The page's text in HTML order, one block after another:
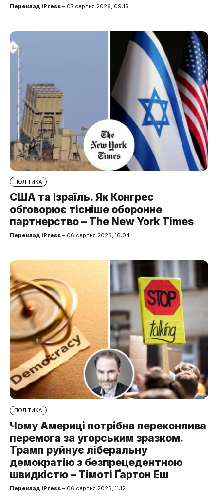
Переклад iPress – 07 серпня 2026, 09:15
ПОЛІТИКА
США та Ізраїль. Як Конгрес
обговорює тісніше оборонне
партнерство – The New York Times
Переклад iPress – 06 серпня 2026, 16:04
ПОЛІТИКА
Чому Америці потрібна переконлива
перемога за угорським зразком.
Трамп руйнує ліберальну
демократію з безпрецедентною
швидкістю – Тімоті Ґартон Еш
Переклад iPress – 06 серпня 2026, 11:12